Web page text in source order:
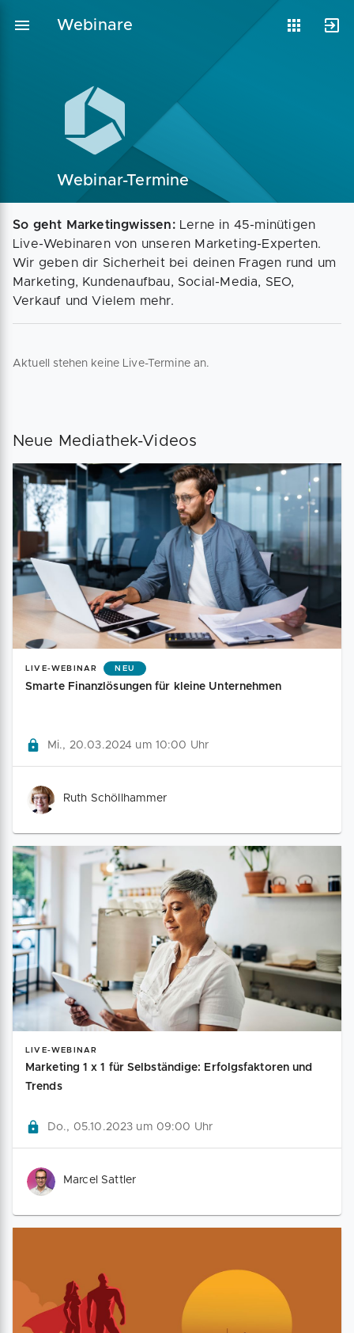
Webinare
Webinar-Termine
Vorlagen
Webinare Magazin
So geht Marketingwissen:Lerne in 45-minütigen
Live-Webinaren von unseren Marketing-Experten.
Wir geben dir Sicherheit bei deinen Fragen rund um
Marketing, Kundenaufbau, Social-Media, SEO,
Verkauf und Vielem mehr.
Aktuell stehen keine Live-Termine an.
Neue Mediathek-Videos
LIVE-WEBINAR NEU
Smarte Finanzlösungen für kleine Unternehmen
Mi., 20.03.2024 um 10:00 Uhr
Ruth Schöllhammer
LIVE-WEBINAR
Marketing 1 x 1 für Selbständige: Erfolgsfaktoren und
Trends
Do., 05.10.2023 um 09:00 Uhr
Marcel Sattler